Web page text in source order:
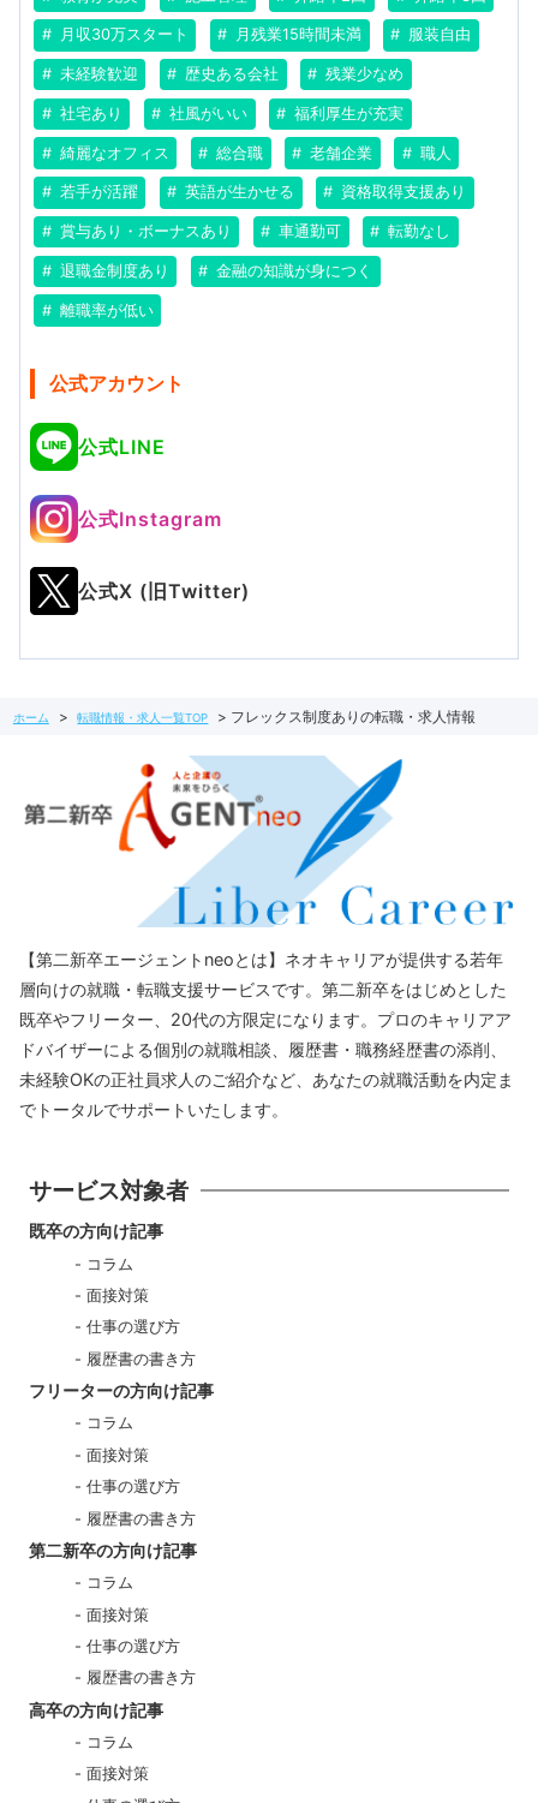
月収30万スタート 月残業15時間未満 服装自由
未経験歓迎 歴史ある会社 残業少なめ
社宅あり 社風がいい 福利厚生が充実
綺麗なオフィス 総合職 老舗企業 職人
若手が活躍 英語が生かせる 資格取得支援あり
賞与あり・ボーナスあり 車通勤可 転勤なし
退職金制度あり 金融の知識が身につく
離職率が低い
公式アカウント
公式LINE
公式Instagram
公式X (旧Twitter)
ホーム 転職情報・求人一覧TOP フレックス制度ありの転職・求人情報
【第二新卒エージェントneoとは】ネオキャリアが提供する若年
層向けの就職・転職支援サービスです。第二新卒をはじめとした
既卒やフリーター、20代の方限定になります。プロのキャリアア
ドバイザーによる個別の就職相談、履歴書・職務経歴書の添削、
未経験OKの正社員求人のご紹介など、あなたの就職活動を内定ま
でトータルでサポートいたします。
サービス対象者
既卒の方向け記事
コラム
面接対策
仕事の選び方
履歴書の書き方
フリーターの方向け記事
コラム
面接対策
仕事の選び方
履歴書の書き方
第二新卒の方向け記事
コラム
面接対策
仕事の選び方
履歴書の書き方
高卒の方向け記事
コラム
面接対策